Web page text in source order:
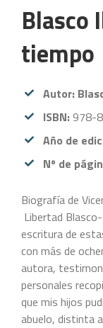
Blasco
tiempo
Autor:
ISBN: 978-
Año de
Nº de
Biografía de
Libertad
escritura de
con más de
autora,
personales
que mis hijos
abuelo, distinta